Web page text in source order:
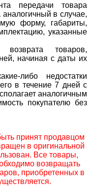
передачи товара
аналогичный в случае,
форму, габариты,
указанные
товаров,
начиная с даты их
либо недостатки
в течение 7 дней с
аналогичным
покупателю без
принят продавцом
в оригинальной
Все товары,
возвращать
приобретенных в